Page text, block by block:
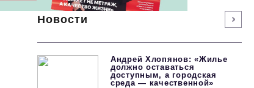
Новости
Андрей Хлопянов: «Жилье
должно оставаться
доступным, а городская
среда — качественной»